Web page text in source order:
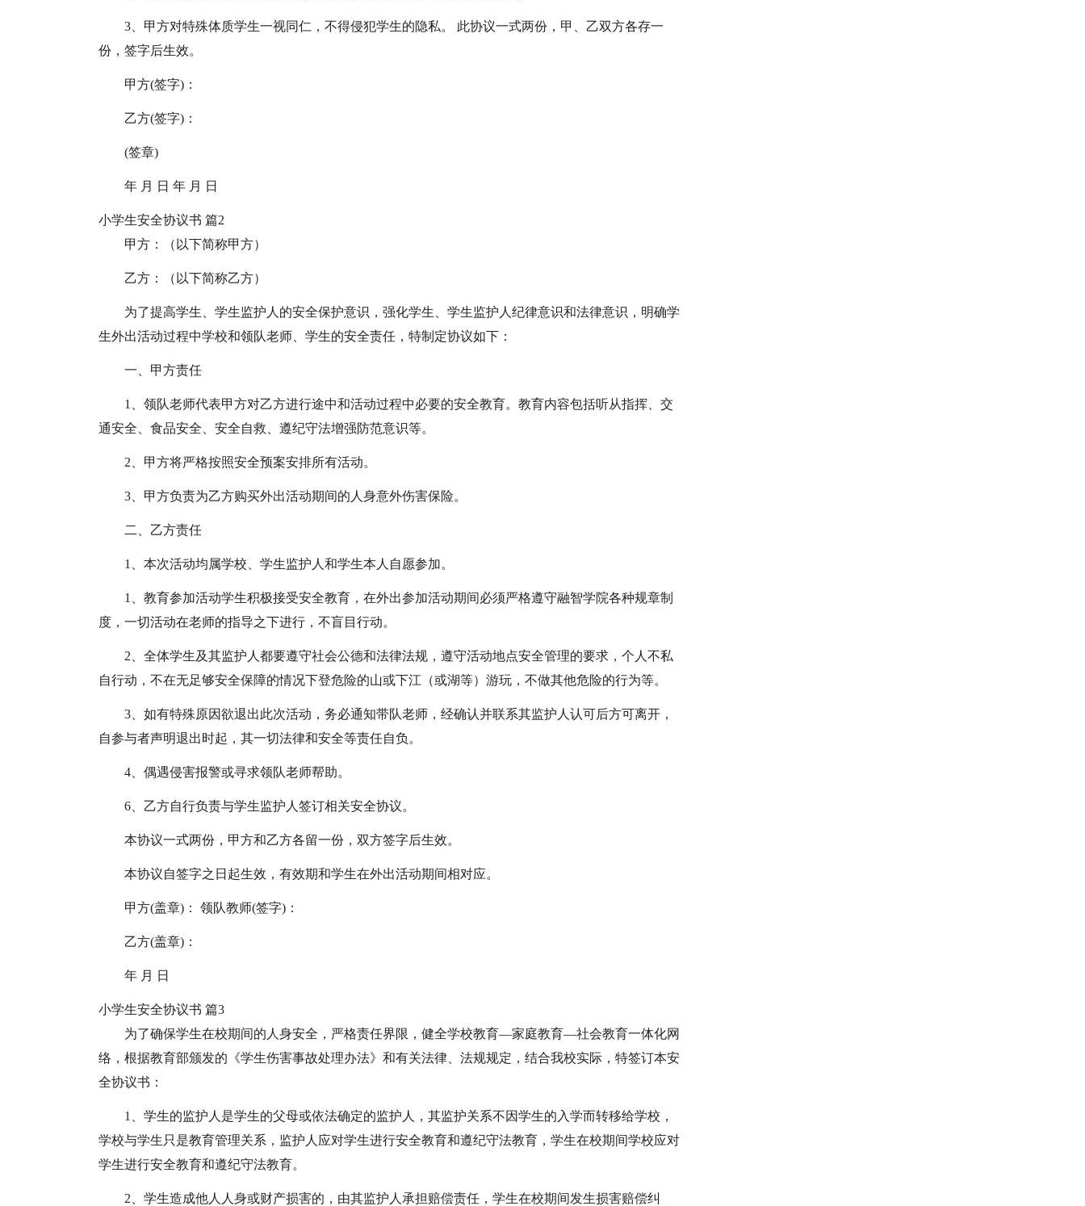
3、甲方对特殊体质学生一视同仁，不得侵犯学生的隐私。 此协议一式两份，甲、乙双方各存一
份，签字后生效。
甲方(签字)：
乙方(签字)：
(签章)
年 月 日 年 月 日
小学生安全协议书 篇2
甲方：（以下简称甲方）
乙方：（以下简称乙方）
为了提高学生、学生监护人的安全保护意识，强化学生、学生监护人纪律意识和法律意识，明确学
生外出活动过程中学校和领队老师、学生的安全责任，特制定协议如下：
一、甲方责任
1、领队老师代表甲方对乙方进行途中和活动过程中必要的安全教育。教育内容包括听从指挥、交
通安全、食品安全、安全自救、遵纪守法增强防范意识等。
2、甲方将严格按照安全预案安排所有活动。
3、甲方负责为乙方购买外出活动期间的人身意外伤害保险。
二、乙方责任
1、本次活动均属学校、学生监护人和学生本人自愿参加。
1、教育参加活动学生积极接受安全教育，在外出参加活动期间必须严格遵守融智学院各种规章制
度，一切活动在老师的指导之下进行，不盲目行动。
2、全体学生及其监护人都要遵守社会公德和法律法规，遵守活动地点安全管理的要求，个人不私
自行动，不在无足够安全保障的情况下登危险的山或下江（或湖等）游玩，不做其他危险的行为等。
3、如有特殊原因欲退出此次活动，务必通知带队老师，经确认并联系其监护人认可后方可离开，
自参与者声明退出时起，其一切法律和安全等责任自负。
4、偶遇侵害报警或寻求领队老师帮助。
6、乙方自行负责与学生监护人签订相关安全协议。
本协议一式两份，甲方和乙方各留一份，双方签字后生效。
本协议自签字之日起生效，有效期和学生在外出活动期间相对应。
甲方(盖章)： 领队教师(签字)：
乙方(盖章)：
年 月 日
小学生安全协议书 篇3
为了确保学生在校期间的人身安全，严格责任界限，健全学校教育—家庭教育—社会教育一体化网
络，根据教育部颁发的《学生伤害事故处理办法》和有关法律、法规规定，结合我校实际，特签订本安
全协议书：
1、学生的监护人是学生的父母或依法确定的监护人，其监护关系不因学生的入学而转移给学校，
学校与学生只是教育管理关系，监护人应对学生进行安全教育和遵纪守法教育，学生在校期间学校应对
学生进行安全教育和遵纪守法教育。
2、学生造成他人人身或财产损害的，由其监护人承担赔偿责任，学生在校期间发生损害赔偿纠